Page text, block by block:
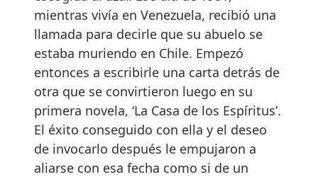
mientras vivía en Venezuela, recibió una
llamada para decirle que su abuelo se
estaba muriendo en Chile. Empezó
entonces a escribirle una carta detrás de
otra que se convirtieron luego en su
primera novela, ‘La Casa de los Espíritus’.
El éxito conseguido con ella y el deseo
de invocarlo después le empujaron a
aliarse con esa fecha como si de un